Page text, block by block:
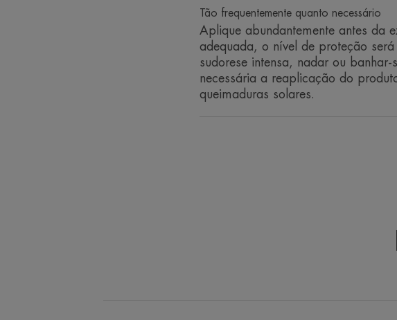
Tão frequentemente quanto necessário
Aplique abundantemente antes da
adequada, o nível de proteção
sudorese intensa, nadar ou
necessária a reaplicação do
queimaduras solares.